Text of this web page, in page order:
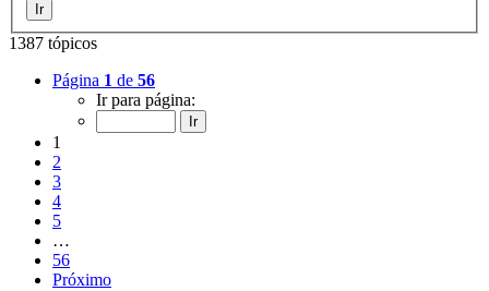
1387 tópicos
Página 1 de 56
Ir para página:
1
2
3
4
5
…
56
Próximo